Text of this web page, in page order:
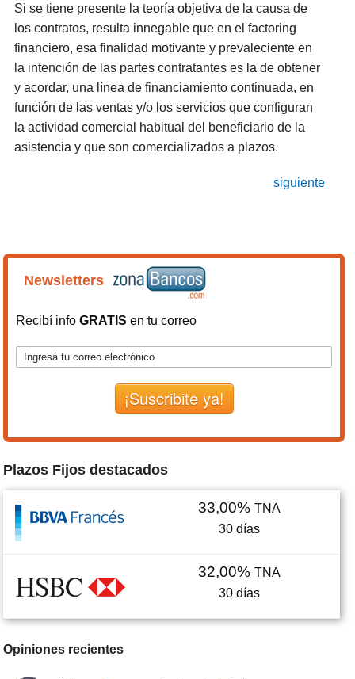
Si se tiene presente la teoría objetiva de la causa de
los contratos, resulta innegable que en el factoring
financiero, esa finalidad motivante y prevaleciente en
la intención de las partes contratantes es la de obtener
y acordar, una línea de financiamiento continuada, en
función de las ventas y/o los servicios que configuran
la actividad comercial habitual del beneficiario de la
asistencia y que son comercializados a plazos.
siguiente
Newsletters
Recibí infoGRATIS en tu correo
¡Suscribite ya!
Plazos Fijos destacados
33,00% TNA
30 días
32,00% TNA
30 días
Opiniones recientes